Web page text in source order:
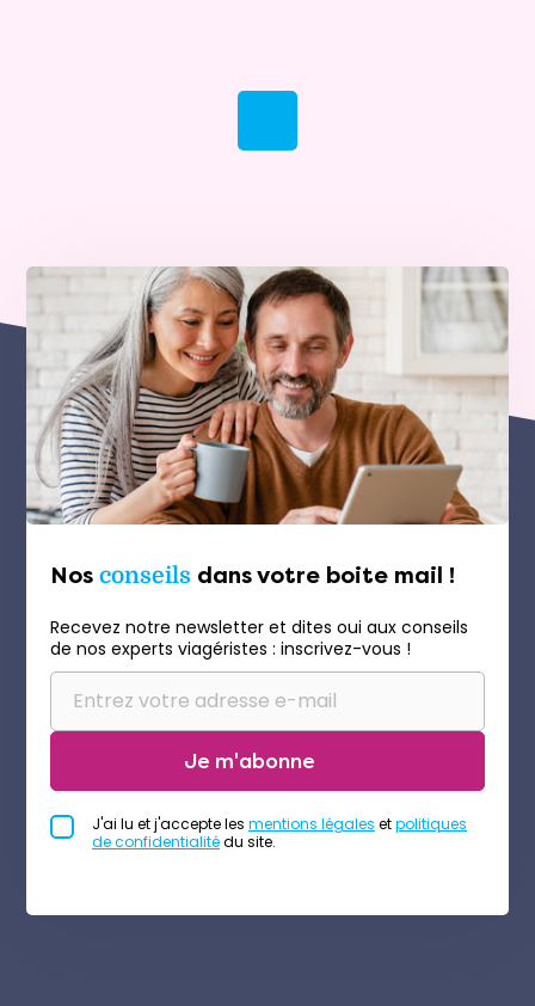
Nos conseils dans votre boite mail !
Recevez notre newsletter et dites oui aux conseils
de nos experts viagéristes : inscrivez-vous !
Je m'abonne
J'ai lu et j'accepte les mentions légales etpolitiques
de confidentialitédu site.